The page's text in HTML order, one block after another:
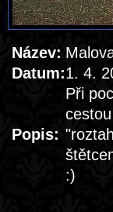
Název:
Datum:1. 4.
Popis:
Při
:)